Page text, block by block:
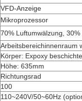
VFD-Anzeige
Mikroprozessor
70% Luftumwälzung,
Arbeitsbereichinnenraum
Körper: Expoxy
Höhe: 635mm
Richtungsrad
100
110~240V/50~60Hz